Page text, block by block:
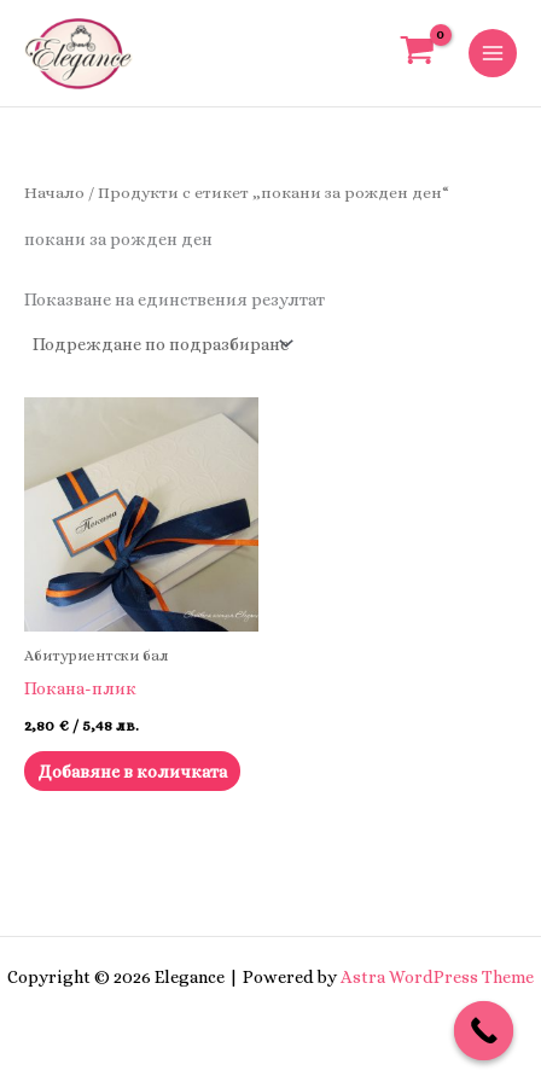
content
Начало / Продукти с етикет „покани за рожден ден“
покани за рожден ден
Показване на единствения резултат
Абитуриентски бал
Покана-плик
2,80 € / 5,48 лв.
Добавяне в количката
Copyright © 2026 Elegance | Powered byAstra WordPress Theme